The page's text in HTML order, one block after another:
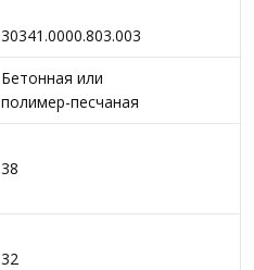
30341.0000.803.003
Бетонная или
полимер-песчаная
38
32